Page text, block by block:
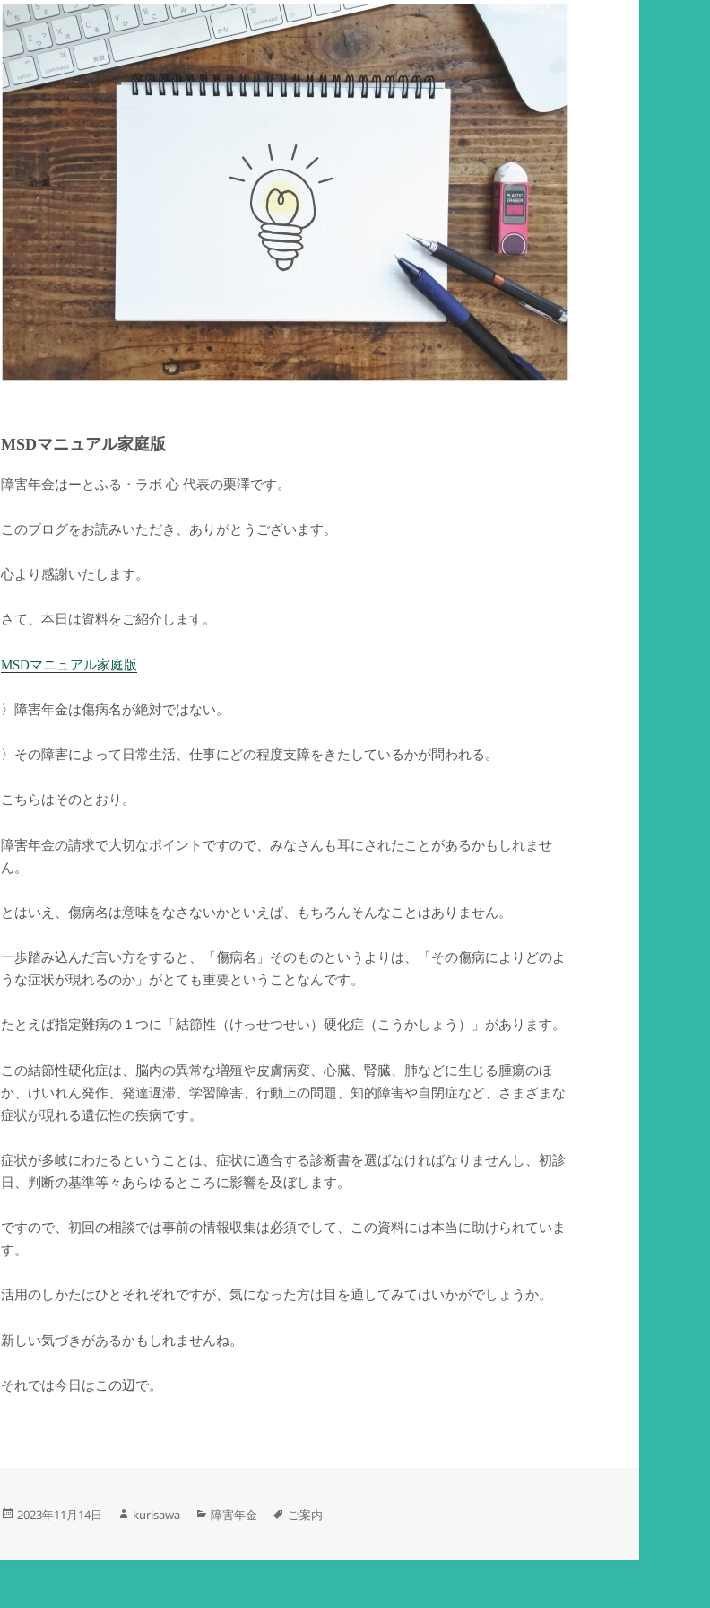
MSDマニュアル家庭版
障害年金はーとふる・ラボ 心 代表の栗澤です。
このブログをお読みいただき、ありがとうございます。
心より感謝いたします。
さて、本日は資料をご紹介します。
MSDマニュアル家庭版
〉障害年金は傷病名が絶対ではない。
〉その障害によって日常生活、仕事にどの程度支障をきたしているかが問われる。
こちらはそのとおり。
障害年金の請求で大切なポイントですので、みなさんも耳にされたことがあるかもしれませ
ん。
とはいえ、傷病名は意味をなさないかといえば、もちろんそんなことはありません。
一歩踏み込んだ言い方をすると、「傷病名」そのものというよりは、「その傷病によりどのよ
うな症状が現れるのか」がとても重要ということなんです。
たとえば指定難病の１つに「結節性（けっせつせい）硬化症（こうかしょう）」があります。
この結節性硬化症は、脳内の異常な増殖や皮膚病変、心臓、腎臓、肺などに生じる腫瘍のほ
か、けいれん発作、発達遅滞、学習障害、行動上の問題、知的障害や自閉症など、さまざまな
症状が現れる遺伝性の疾病です。
症状が多岐にわたるということは、症状に適合する診断書を選ばなければなりませんし、初診
日、判断の基準等々あらゆるところに影響を及ぼします。
ですので、初回の相談では事前の情報収集は必須でして、この資料には本当に助けられていま
す。
活用のしかたはひとそれぞれですが、気になった方は目を通してみてはいかがでしょうか。
新しい気づきがあるかもしれませんね。
それでは今日はこの辺で。
投
日:
2023年11月14日
作
者
kurisawa
カ
ゴ
障害年金
タ
ご案内